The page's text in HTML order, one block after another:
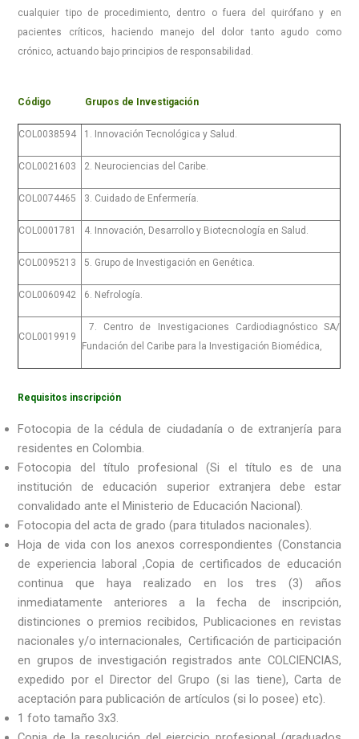
cualquier tipo de procedimiento, dentro o fuera del quirófano y en
pacientes críticos, haciendo manejo del dolor tanto agudo como
crónico, actuando bajo principios de responsabilidad.
Código Grupos de Investigación
COL0038594 1. Innovación Tecnológica y Salud.
COL0021603 2. Neurociencias del Caribe.
COL0074465 3. Cuidado de Enfermería.
COL0001781 4. Innovación, Desarrollo y Biotecnología en Salud.
COL0095213 5. Grupo de Investigación en Genética.
COL0060942 6. Nefrología.
COL0019919
7. Centro de Investigaciones Cardiodiagnóstico SA/
Fundación del Caribe para la Investigación Biomédica,
Requisitos inscripción
Fotocopia de la cédula de ciudadanía o de extranjería para
residentes en Colombia.
Fotocopia del título profesional (Si el título es de una
institución de educación superior extranjera debe estar
convalidado ante el Ministerio de Educación Nacional).
Fotocopia del acta de grado (para titulados nacionales).
Hoja de vida con los anexos correspondientes (Constancia
de experiencia laboral ,Copia de certificados de educación
continua que haya realizado en los tres (3) años
inmediatamente anteriores a la fecha de inscripción,
distinciones o premios recibidos, Publicaciones en revistas
nacionales y/o internacionales, Certificación de participación
en grupos de investigación registrados ante COLCIENCIAS,
expedido por el Director del Grupo (si las tiene), Carta de
aceptación para publicación de artículos (si lo posee) etc).
1 foto tamaño 3x3.